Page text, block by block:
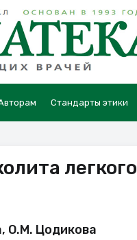
Стандарты этики
О.М. Цодикова